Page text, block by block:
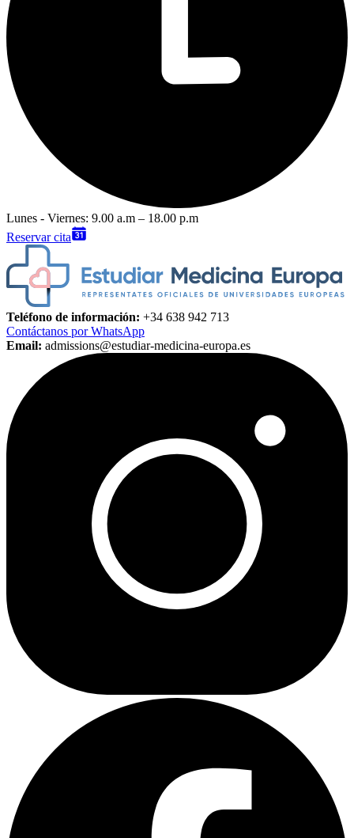
Lunes - Viernes: 9.00 a.m – 18.00 p.m
Reservar cita
Teléfono de información: +34 638 942 713
Contáctanos por WhatsApp
Email: admissions@estudiar-medicina-europa.es